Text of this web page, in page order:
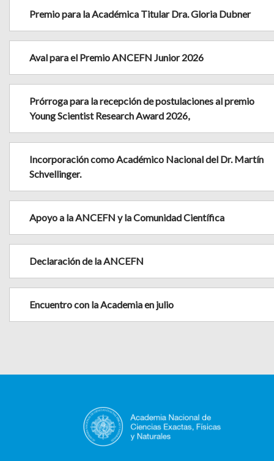
Premio para la Académica Titular Dra. Gloria Dubner
Aval para el Premio ANCEFN Junior 2026
Prórroga para la recepción de postulaciones al premio
Young Scientist Research Award 2026,
Incorporación como Académico Nacional del Dr. Martín
Schvellinger.
Apoyo a la ANCEFN y la Comunidad Científica
Declaración de la ANCEFN
Encuentro con la Academia en julio